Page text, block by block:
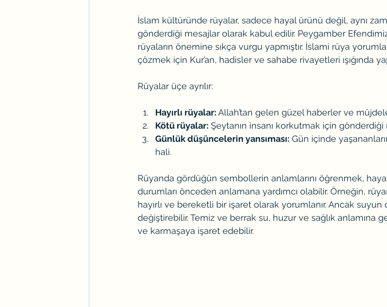
İslam kültüründe rüyalar, sadece hayal ürünü değil, aynı
gönderdiği mesajlar olarak kabul edilir. Peygamber
rüyaların önemine sıkça vurgu yapmıştır. İslami rüya
çözmek için Kur’an, hadisler ve sahabe rivayetleri ışığında
Rüyalar üçe ayrılır:
Hayırlı rüyalar: Allah’tan gelen güzel haberler ve
Kötü rüyalar: Şeytanın insanı korkutmak için gönderdiği
Günlük düşüncelerin yansıması: Gün içinde
hali.
Rüyanda gördüğün sembollerin anlamlarını öğrenmek,
durumları önceden anlamana yardımcı olabilir. Örneğin,
hayırlı ve bereketli bir işaret olarak yorumlanır. Ancak suyun
değiştirebilir. Temiz ve berrak su, huzur ve sağlık anlamına
ve karmaşaya işaret edebilir.